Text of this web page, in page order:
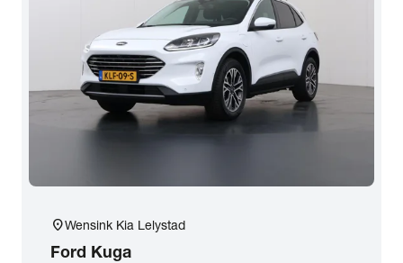
location_onWensink Kia Lelystad
Ford Kuga